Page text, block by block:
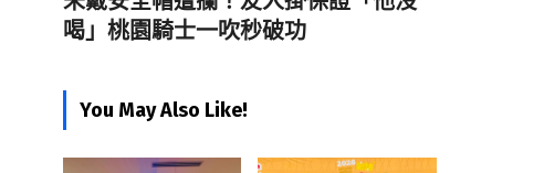
喝」桃園騎士一吹秒破功
You May Also Like!